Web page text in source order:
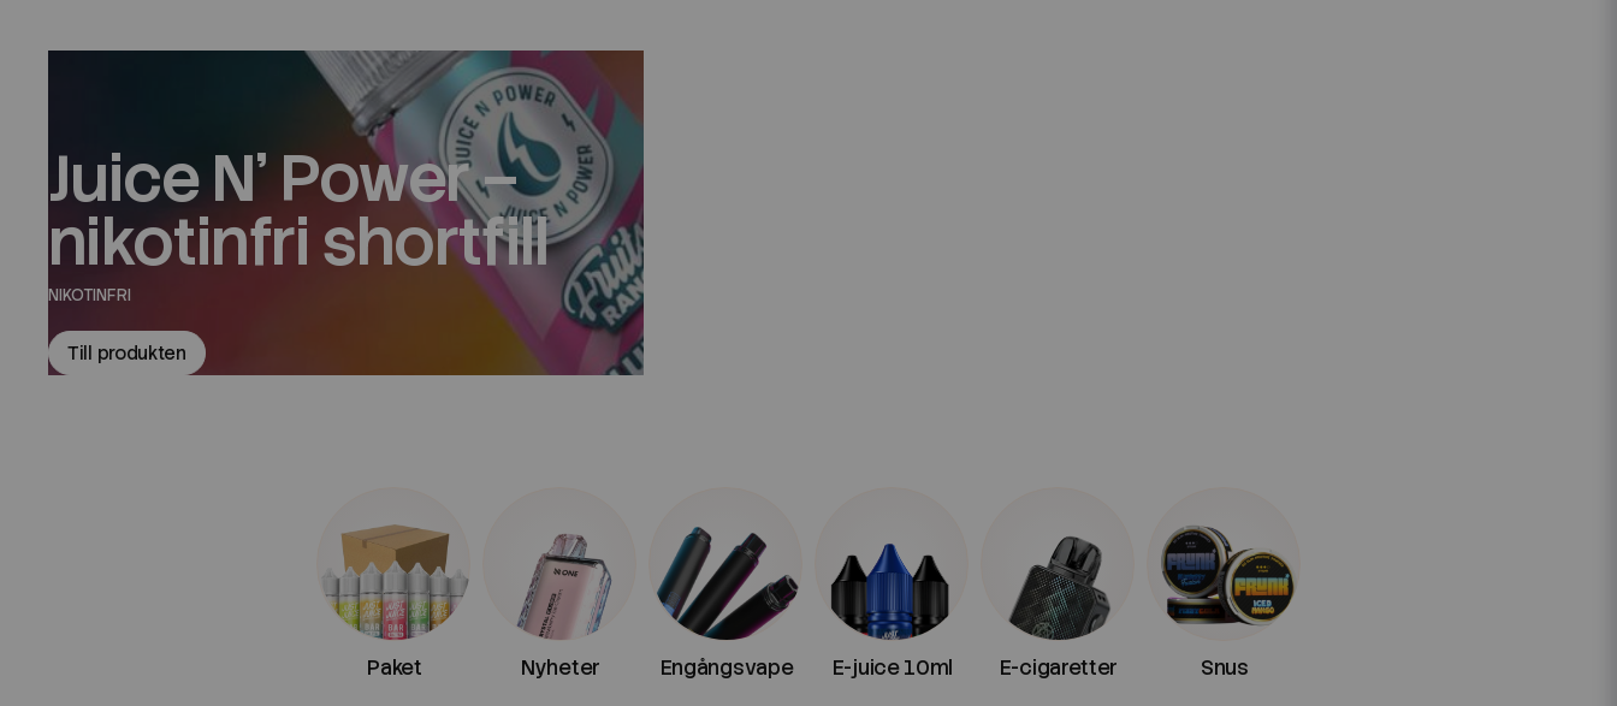
Juice N' Power –
nikotinfri shortfill
NIKOTINFRI
Till produkten
Paket Nyheter Engångsvape E-juice 10ml E-cigaretter Snus